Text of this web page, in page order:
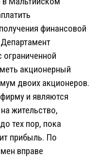
финансовой
акционерный
двоих акционеров.
и являются
жительство,
тех пор, пока
прибыль. По
вправе